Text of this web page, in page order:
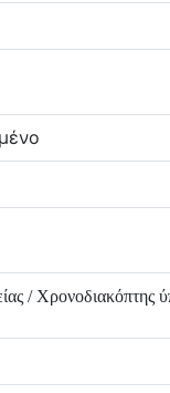
/ Χρονοδιακόπτης